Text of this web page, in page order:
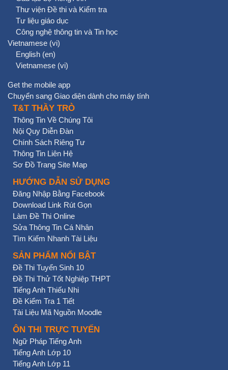
Thư viện Đề thi và Kiểm tra
Tư liệu giáo dục
Công nghệ thông tin và Tin học
Vietnamese ‎(vi)‎
English ‎(en)‎
Vietnamese ‎(vi)‎
Get the mobile app
Chuyển sang Giao diện dành cho máy tính
T&T THẦY TRÒ
Thông Tin Về Chúng Tôi
Nội Quy Diễn Đàn
Chính Sách Riêng Tư
Thông Tin Liên Hệ
Sơ Đồ Trang Site Map
HƯỚNG DẪN SỬ DỤNG
Đăng Nhập Bằng Facebook
Download Link Rút Gọn
Làm Đề Thi Online
Sửa Thông Tin Cá Nhân
Tìm Kiếm Nhanh Tài Liệu
SẢN PHẨM NỔI BẬT
Đề Thi Tuyển Sinh 10
Đề Thi Thử Tốt Nghiệp THPT
Tiếng Anh Thiếu Nhi
Đề Kiểm Tra 1 Tiết
Tài Liệu Mã Nguồn Moodle
ÔN THI TRỰC TUYẾN
Ngữ Pháp Tiếng Anh
Tiếng Anh Lớp 10
Tiếng Anh Lớp 11